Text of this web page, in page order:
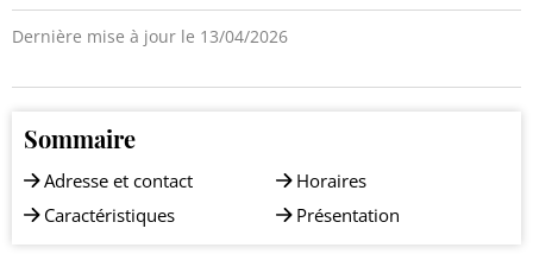
Dernière mise à jour le 13/04/2026
Sommaire
Adresse et contact
Caractéristiques
Horaires
Présentation